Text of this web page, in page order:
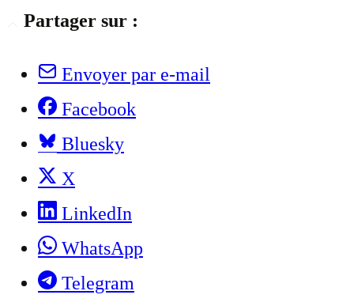
Partager sur :
Envoyer par e-mail
Facebook
Bluesky
X
LinkedIn
WhatsApp
Telegram